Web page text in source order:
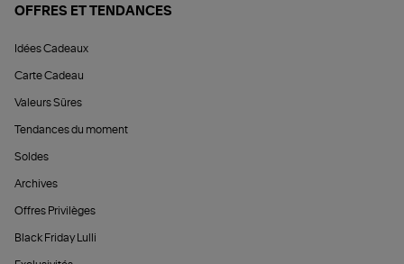
OFFRES ET TENDANCES
Idées Cadeaux
Carte Cadeau
Valeurs Sûres
Tendances du moment
Soldes
Archives
Offres Privilèges
Black Friday Lulli